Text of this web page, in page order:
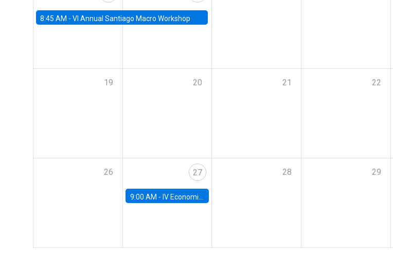
8:45 AM - VI Annual Santiago Macro Workshop
19 20 21 22
26 27
9:00 AM - IV Economics Alumni Workshop
28 29